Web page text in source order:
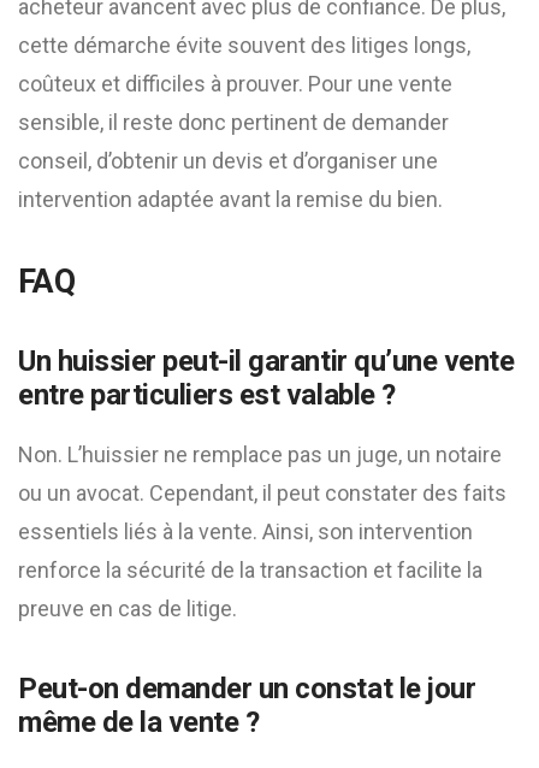
acheteur avancent avec plus de confiance. De plus,
cette démarche évite souvent des litiges longs,
coûteux et difficiles à prouver. Pour une vente
sensible, il reste donc pertinent de demander
conseil, d’obtenir un devis et d’organiser une
intervention adaptée avant la remise du bien.
FAQ
Un huissier peut-il garantir qu’une vente
entre particuliers est valable ?
Non. L’huissier ne remplace pas un juge, un notaire
ou un avocat. Cependant, il peut constater des faits
essentiels liés à la vente. Ainsi, son intervention
renforce la sécurité de la transaction et facilite la
preuve en cas de litige.
Peut-on demander un constat le jour
même de la vente ?